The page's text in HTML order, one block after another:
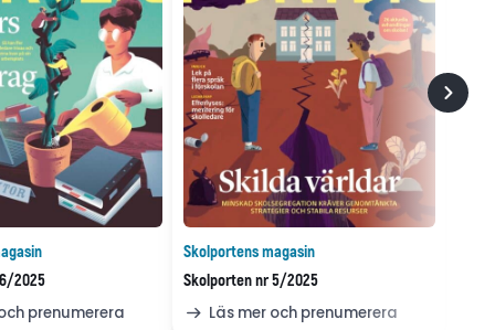
2025
prenumerera
Skolportens magasin
Skolporten nr 5/2025
Läs mer och prenumerera